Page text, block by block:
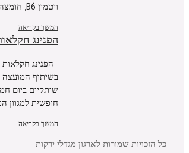
ויטמין B6, חומצה [...]
המשך בקריאה
הפנינג
הפנינג
בשיתוף המועצה
חופשית למגוון
המשך בקריאה
כל הזכויות שמורות לארגון מגדלי ירקות